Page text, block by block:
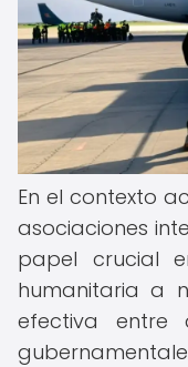
En el contexto
asociaciones
papel crucial
humanitaria a
efectiva entre